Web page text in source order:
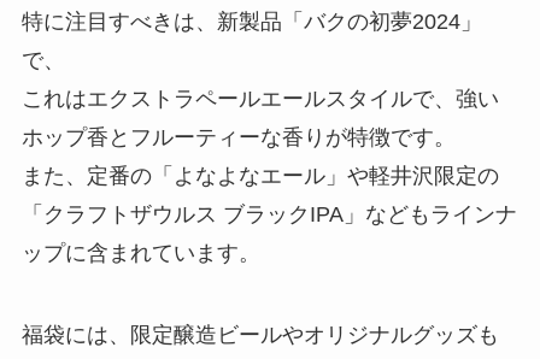
特に注目すべきは、新製品「バクの初夢2024」
で、
これはエクストラペールエールスタイルで、強い
ホップ香とフルーティーな香りが特徴です。
また、定番の「よなよなエール」や軽井沢限定の
「クラフトザウルス ブラックIPA」などもラインナ
ップに含まれています。
福袋には、限定醸造ビールやオリジナルグッズも